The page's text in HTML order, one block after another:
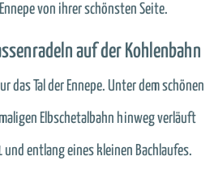
von ihrer schönsten Seite.
auf der Kohlenbahn
das Tal der Ennepe. Unter dem schönen
Elbschetalbahn hinweg verläuft
und entlang eines kleinen Bachlaufes.